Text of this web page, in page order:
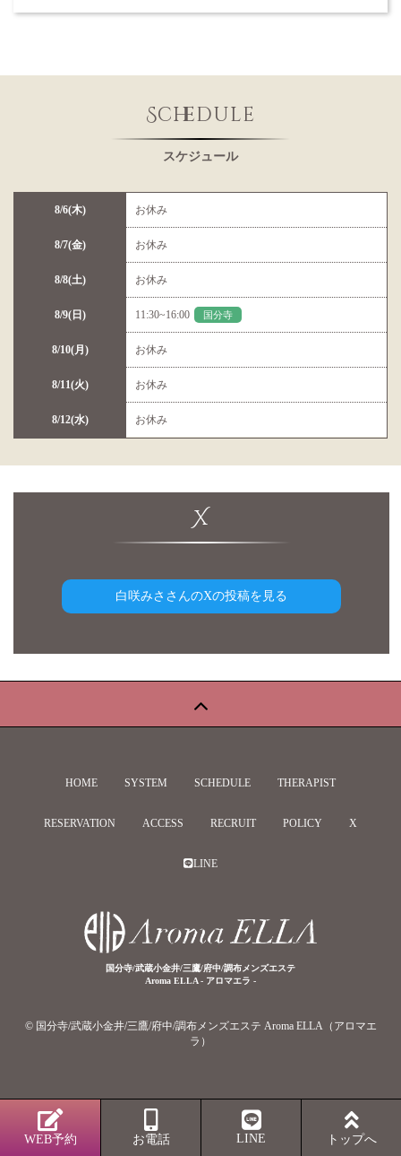
Schedule
スケジュール
8/6(木)
8/7(金)
8/8(土)
8/9(日)
8/10(月)
8/11(火)
8/12(水)
お休み
お休み
お休み
11:30~16:00 国分寺
お休み
お休み
お休み
X
白咲みささんのXの投稿を見る
HOME SYSTEM SCHEDULE THERAPIST
RESERVATION ACCESS RECRUIT POLICY X
LINE
国分寺/武蔵小金井/三鷹/府中/調布メンズエステ
Aroma ELLA - アロマエラ -
© 国分寺/武蔵小金井/三鷹/府中/調布メンズエステ Aroma ELLA（アロマエ
ラ）
WEB予約 お電話 LINE トップへ